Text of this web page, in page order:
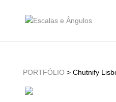
PORTFÓLIO > Chutnify